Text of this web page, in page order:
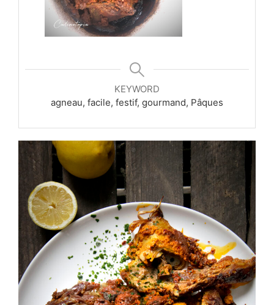
KEYWORD
agneau, facile, festif, gourmand, Pâques